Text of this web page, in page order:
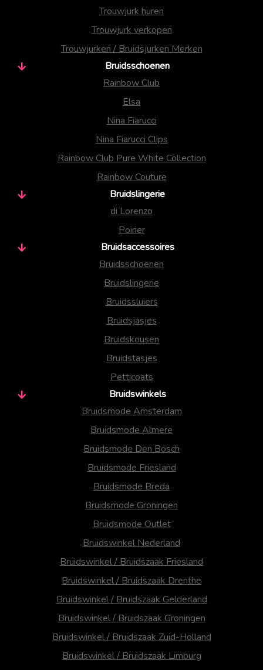
Trouwjurk huren
Trouwjurk verkopen
Trouwjurken / Bruidsjurken Merken
Bruidsschoenen
Rainbow Club
Elsa
Nina Fiarucci
Nina Fiarucci Clips
Rainbow Club Pure White Collection
Rainbow Couture
Bruidslingerie
di Lorenzo
Poirier
Bruidsaccessoires
Bruidsschoenen
Bruidslingerie
Bruidssluiers
Bruidsjasjes
Bruidskousen
Bruidstasjes
Petticoats
Bruidswinkels
Bruidsmode Amsterdam
Bruidsmode Almere
Bruidsmode Den Bosch
Bruidsmode Friesland
Bruidsmode Breda
Bruidsmode Groningen
Bruidsmode Outlet
Bruidswinkel Nederland
Bruidswinkel / Bruidszaak Friesland
Bruidswinkel / Bruidszaak Drenthe
Bruidswinkel / Bruidszaak Gelderland
Bruidswinkel / Bruidszaak Groningen
Bruidswinkel / Bruidszaak Zuid-Holland
Bruidswinkel / Bruidszaak Limburg